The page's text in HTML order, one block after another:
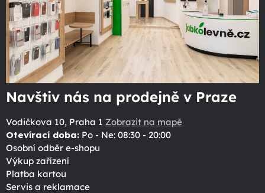
Navštiv nás na prodejně v Praze
Vodičkova 10, Praha 1 Zobrazit na mapě
Otevírací doba: Po - Ne: 08:30 - 20:00
Osobní odběr e-shopu
Výkup zařízení
Platba kartou
Servis a reklamace